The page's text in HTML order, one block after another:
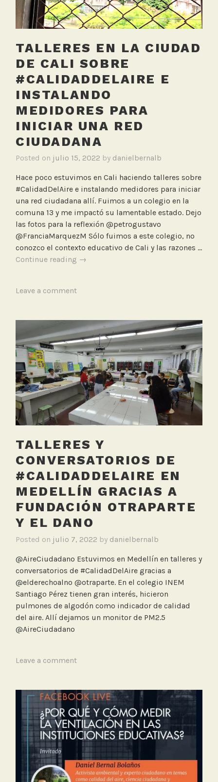
s
,
M
e
d
i
c
ó
C
a
l
i
d
a
d
d
e
i
TALLERES EN LA CIUDAD
DE CALI SOBRE
#CALIDADDELAIRE E
INSTALANDO
MEDIDORES PARA
INICIAR UNA RED
CIUDADANA
Posted on julio 15, 2022 by danielbernalb
Hace poco estuvimos en Cali haciendo talleres sobre
#CalidadDelAire e instalando medidores para iniciar
una red ciudadana allí. Fuimos a un colegio en la
comuna 13 y me impactó su lamentable estado. Dejo
las fotos para la reflexión @petrogustavo
@FranciaMarquezM Sólo fuimos a este colegio, no
conozco el contexto educativo de Cali y las razones …
Continue reading Talleres
sobre
#CalidadDelAire
e
instalando
medidores
para
iniciar
una
red
→
T
e
d
C
a
l
i
,
C
l
e
g
i
o
s
,
R
e
d
e
m
o
n
i
t
e
c
Leave a comment
TALLERES Y
CONVERSATORIOS DE
#CALIDADDELAIRE EN
MEDELLÍN GRACIAS A
FUNDACIÓN OTRAPARTE
Y EL DANO
Posted on julio 7, 2022 by danielbernalb
@AireCiudadano Estuvimos en Medellín en talleres y
conversatorios de #CalidadDelAire gracias a
@elderechoalno @otraparte. En el colegio INEM
Santiago Pérez tienen gran interés, hicieron
pulmones de algodón como indicador de calidad
del aire. Allí dejamos un monitor de PM2.5
@AireCiudadano
T
Leave a comment